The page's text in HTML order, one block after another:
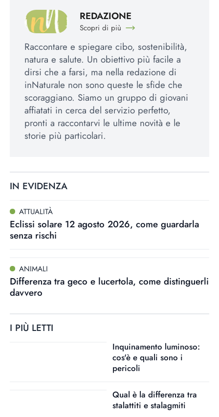
REDAZIONE
Scopri di più
Raccontare e spiegare cibo, sostenibilità,
natura e salute. Un obiettivo più facile a
dirsi che a farsi, ma nella redazione di
inNaturale non sono queste le sfide che
scoraggiano. Siamo un gruppo di giovani
affiatati in cerca del servizio perfetto,
pronti a raccontarvi le ultime novità e le
storie più particolari.
IN EVIDENZA
ATTUALITÀ
Eclissi solare 12 agosto 2026, come guardarla
senza rischi
ANIMALI
Differenza tra geco e lucertola, come distinguerli
davvero
I PIÙ LETTI
Inquinamento luminoso:
cos'è e quali sono i
pericoli
Qual è la differenza tra
stalattiti e stalagmiti